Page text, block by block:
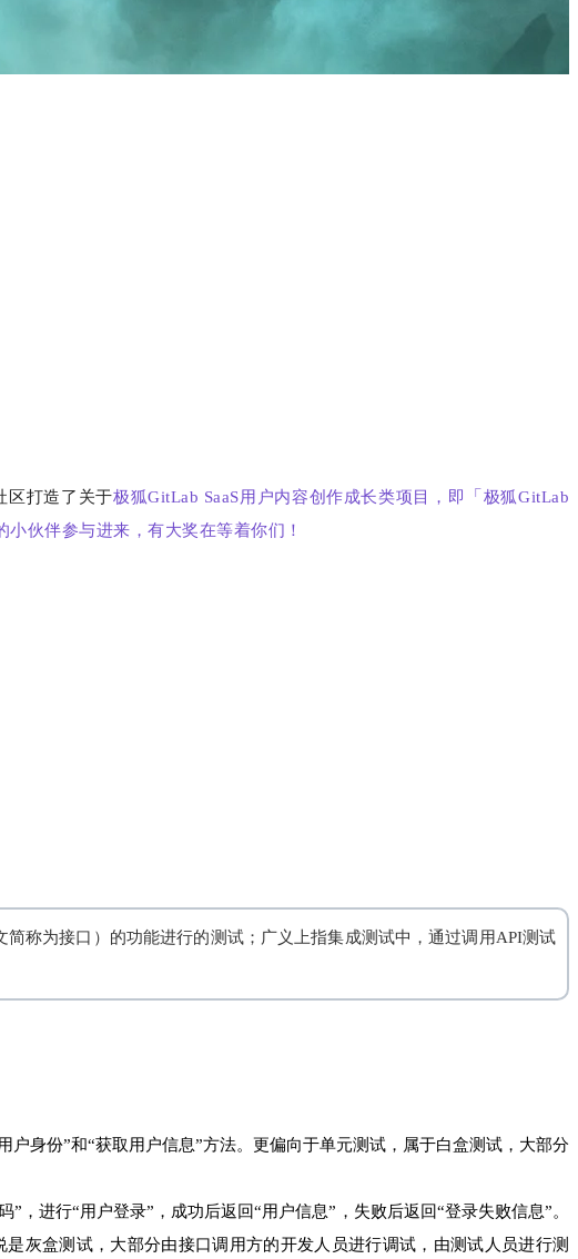
区打造了关于极狐GitLab SaaS用户内容创作成长类项目，即 「 极狐GitLab
伙伴参与进来，有大奖在等着你们！
称为接口）的功能进行的测试；广义上指集成测试中，通过调用API测试
身份”和“获取用户信息”方法。更偏向于单元测试，属于白盒测试，大部分
进行“用户登录”，成功后返回“用户信息”，失败后返回“登录失败信息”。
灰盒测试，大部分由接口调用方的开发人员进行调试，由测试人员进行测